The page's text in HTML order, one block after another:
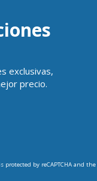
exclusivas,
precio.
protected by reCAPTCHA and the